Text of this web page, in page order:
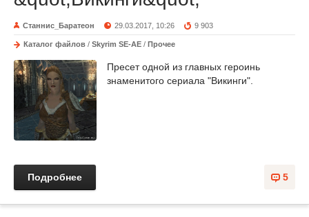
Станнис_Баратеон 29.03.2017, 10:26 9 903
Каталог файлов / Skyrim SE-AE / Прочее
Пресет одной из главных героинь
знаменитого сериала "Викинги".
5
Подробнее